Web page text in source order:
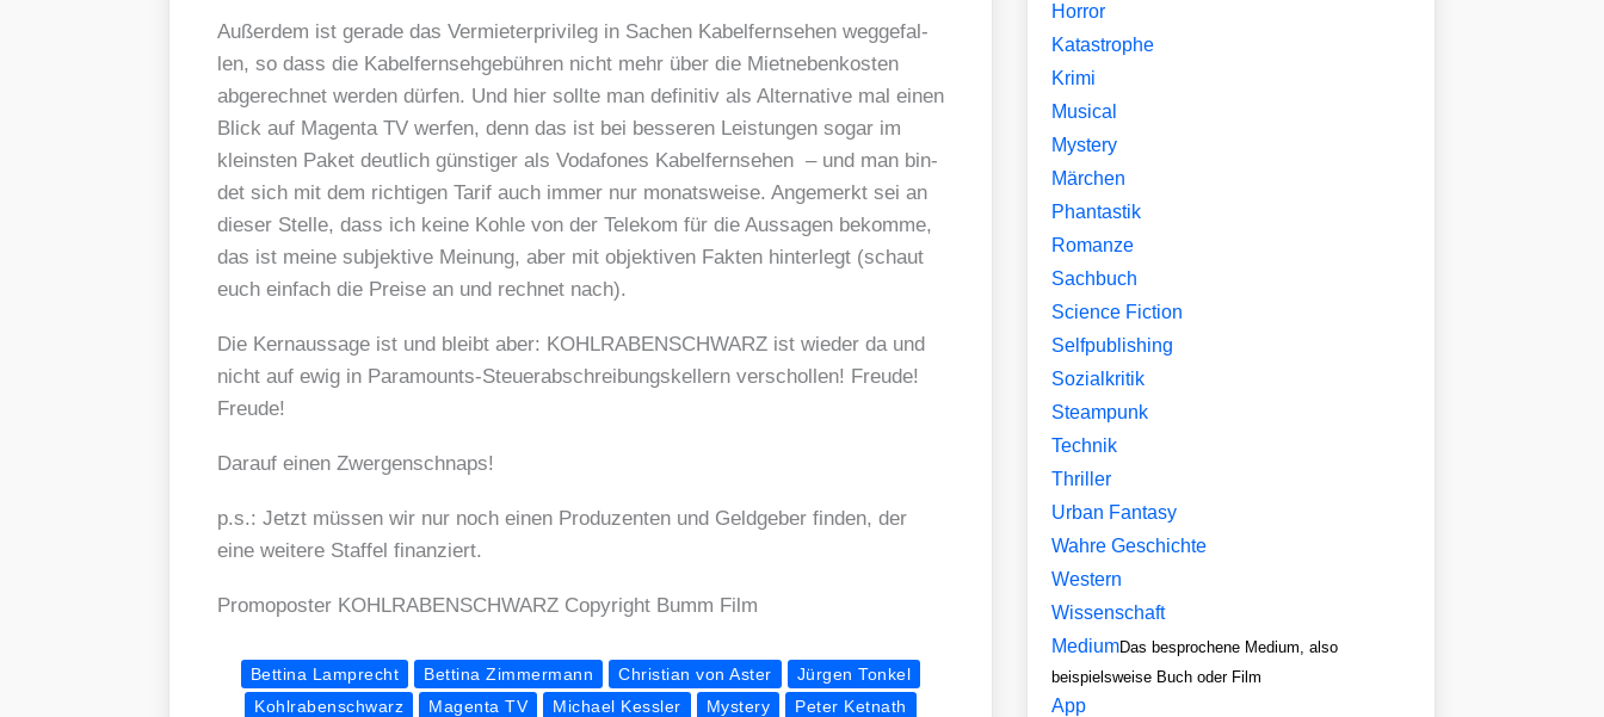
Außer­dem ist gera­de das Ver­mie­ter­pri­vi­leg in Sachen Kabel­fern­se­hen weg­ge­fal­
len, so dass die Kabel­fern­seh­ge­büh­ren nicht mehr über die Miet­ne­ben­kos­ten
abge­rech­net wer­den dür­fen. Und hier soll­te man defi­ni­tiv als Alter­na­ti­ve mal einen
Blick auf Magen­ta TV wer­fen, denn das ist bei bes­se­ren Leis­tun­gen sogar im
kleins­ten Paket deut­lich güns­ti­ger als Voda­fones Kabel­fern­se­hen – und man bin­
det sich mit dem rich­ti­gen Tarif auch immer nur monats­wei­se. Ange­merkt sei an
die­ser Stel­le, dass ich kei­ne Koh­le von der Tele­kom für die Aus­sa­gen bekom­me,
das ist mei­ne sub­jek­ti­ve Mei­nung, aber mit objek­ti­ven Fak­ten hin­ter­legt (schaut
euch ein­fach die Prei­se an und rech­net nach).
Die Kern­aus­sa­ge ist und bleibt aber: KOHLRABENSCHWARZ ist wie­der da und
nicht auf ewig in Para­mounts-Steu­er­ab­schrei­bungs­kel­lern ver­schol­len! Freu­de!
Freu­de!
Dar­auf einen Zwer­gen­schnaps!
p.s.: Jetzt müs­sen wir nur noch einen Pro­du­zen­ten und Geld­ge­ber fin­den, der
eine wei­te­re Staf­fel finan­ziert.
Pro­mo­pos­ter KOHLRABENSCHWARZ Copy­right Bumm Film
Bettina Lamprecht Bettina Zimmermann Christian von Aster
Jürgen Tonkel
Kohlrabenschwarz
Magenta TV Michael Kessler Mystery
Peter Ketnath
Horror
Katastrophe
Krimi
Musical
Mystery
Märchen
Phantastik
Romanze
Sachbuch
Science Fiction
Selfpublishing
Sozialkritik
Steampunk
Technik
Thriller
Urban Fantasy
Wahre Geschichte
Western
Wissenschaft
MediumDas besprochene Medium, also
beispielsweise Buch oder Film
App